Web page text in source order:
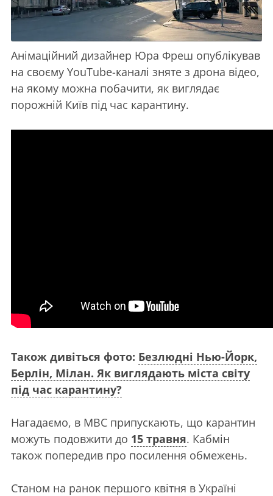
Анімаційний дизайнер Юра Фреш опублікував
на своєму YouTube-каналі зняте з дрона відео,
на якому можна побачити, як виглядає
порожній Київ під час карантину.
Також дивіться фото: Безлюдні Нью-Йорк,
Берлін, Мілан. Як виглядають міста світу
під час карантину?
Нагадаємо, в МВС припускають, що карантин
можуть подовжити до 15 травня. Кабмін
також попередив про посилення обмежень.
Станом на ранок першого квітня в Україні